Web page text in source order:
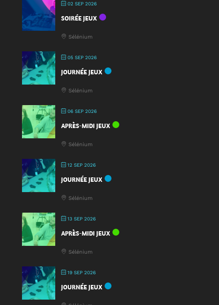
02 SEP 2026
SOIRÉE JEUX
Sélénium
05 SEP 2026
JOURNÉE JEUX
Sélénium
06 SEP 2026
APRÈS-MIDI JEUX
Sélénium
12 SEP 2026
JOURNÉE JEUX
Sélénium
13 SEP 2026
APRÈS-MIDI JEUX
Sélénium
19 SEP 2026
JOURNÉE JEUX